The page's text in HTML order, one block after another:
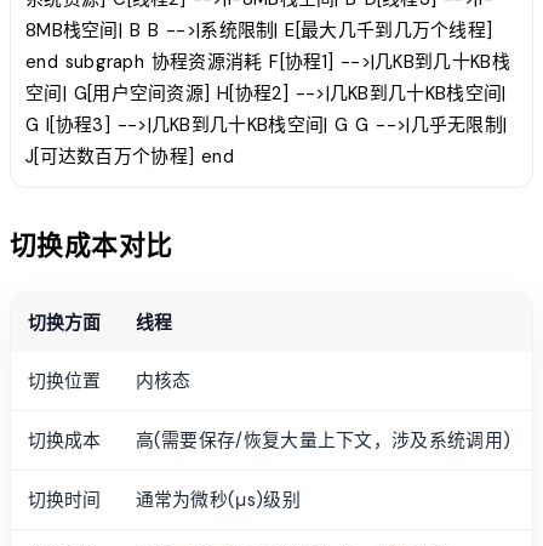
8MB栈空间| B B -->|系统限制| E[最大几千到几万个线程]
end subgraph 协程资源消耗 F[协程1] -->|几KB到几十KB栈
空间| G[用户空间资源] H[协程2] -->|几KB到几十KB栈空间|
G I[协程3] -->|几KB到几十KB栈空间| G G -->|几乎无限制|
J[可达数百万个协程] end
切换成本对比
切换方面 线程
切换位置 内核态
切换成本 高(需要保存/恢复大量上下文，涉及系统调用)
切换时间 通常为微秒(μs)级别